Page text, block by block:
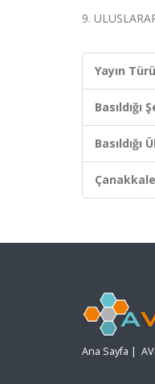
9.
Yayın
Basıldığı
Basıldığı
Ana Sayfa |